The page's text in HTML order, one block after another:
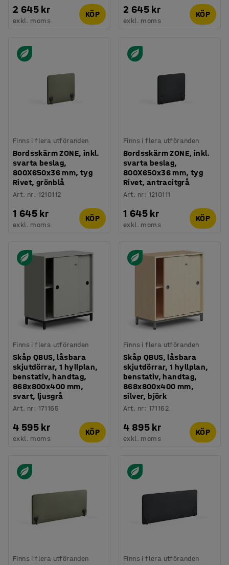
2 645 kr
exkl. moms
KÖP 2 645 kr
exkl. moms
KÖP
Finns i flera utföranden
Bordsskärm ZONE, inkl.
svarta beslag,
800X650x36 mm, tyg
Rivet, grönblå
Art. nr: 1210112
1 645 kr
exkl. moms
KÖP
Finns i flera utföranden
Bordsskärm ZONE, inkl.
svarta beslag,
800X650x36 mm, tyg
Rivet, antracitgrå
Art. nr: 1210111
1 645 kr
exkl. moms
KÖP
Finns i flera utföranden
Skåp QBUS, låsbara
skjutdörrar, 1 hyllplan,
benstativ, handtag,
868x800x400 mm,
svart, ljusgrå
Art. nr: 171165
4 595 kr
exkl. moms
KÖP
Finns i flera utföranden
Skåp QBUS, låsbara
skjutdörrar, 1 hyllplan,
benstativ, handtag,
868x800x400 mm,
silver, björk
Art. nr: 171162
4 895 kr
exkl. moms
KÖP
Finns i flera utföranden Finns i flera utföranden